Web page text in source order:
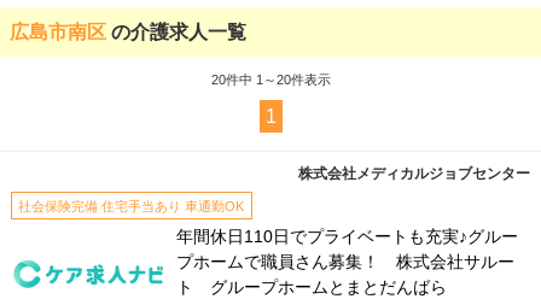
広島市南区 の介護求人一覧
20件中 1～20件表示
1
株式会社メディカルジョブセンター
社会保険完備 住宅手当あり 車通勤OK
年間休日110日でプライベートも充実♪グルー
プホームで職員さん募集！ 株式会社サルー
ト グループホームとまとだんばら